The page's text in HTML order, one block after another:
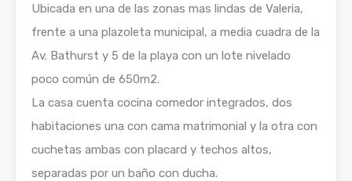
Ubicada en una de las zonas mas lindas de Valeria,
frente a una plazoleta municipal, a media cuadra de la
Av. Bathurst y 5 de la playa con un lote nivelado
poco común de 650m2.
La casa cuenta cocina comedor integrados, dos
habitaciones una con cama matrimonial y la otra con
cuchetas ambas con placard y techos altos,
separadas por un baño con ducha.